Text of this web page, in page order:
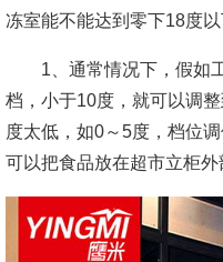
冻室能不能达到零下18度以
1、通常情况下，假如工
档，小于10度，就可以调
度太低，如0～5度，档位
可以把食品放在超市立柜外